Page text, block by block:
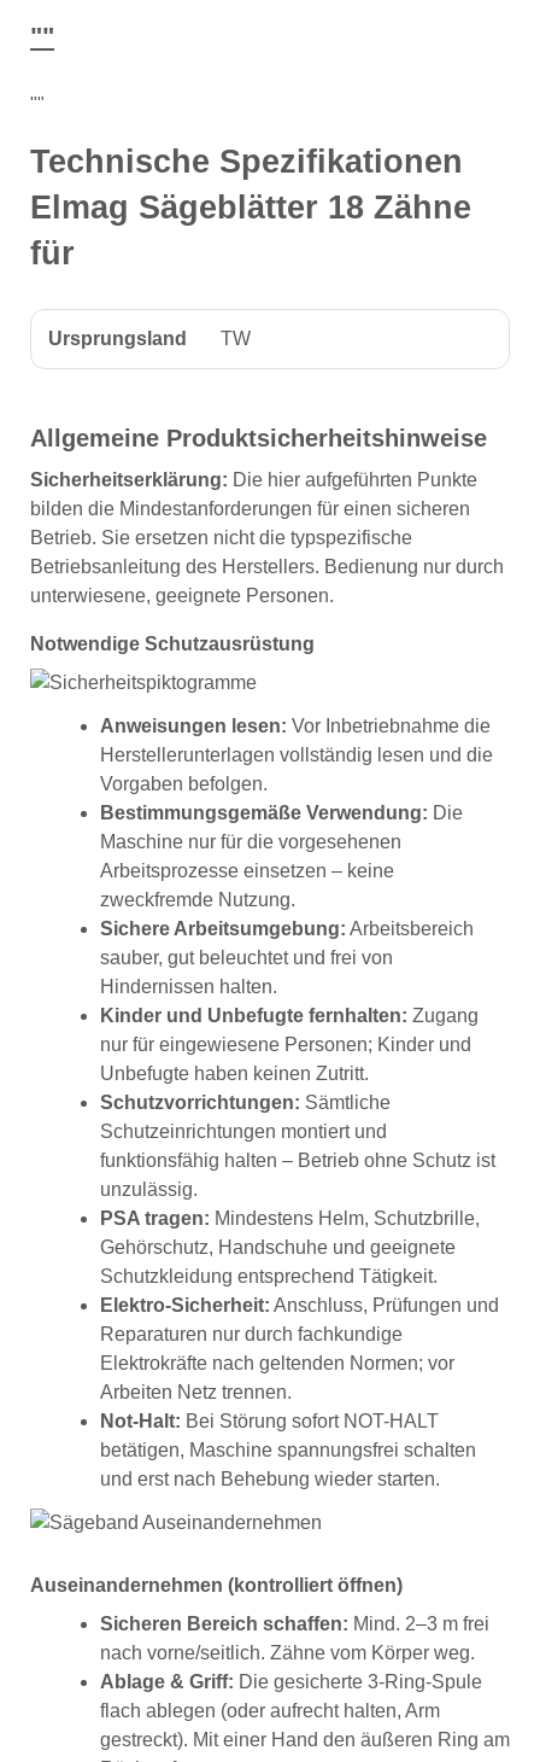
""
""
Technische Spezifikationen
Elmag Sägeblätter 18 Zähne
für
Ursprungsland TW
Allgemeine Produktsicherheitshinweise
Sicherheitserklärung: Die hier aufgeführten Punkte
bilden die Mindestanforderungen für einen sicheren
Betrieb. Sie ersetzen nicht die typspezifische
Betriebsanleitung des Herstellers. Bedienung nur durch
unterwiesene, geeignete Personen.
Notwendige Schutzausrüstung
Anweisungen lesen: Vor Inbetriebnahme die
Herstellerunterlagen vollständig lesen und die
Vorgaben befolgen.
Bestimmungsgemäße Verwendung: Die
Maschine nur für die vorgesehenen
Arbeitsprozesse einsetzen – keine
zweckfremde Nutzung.
Sichere Arbeitsumgebung: Arbeitsbereich
sauber, gut beleuchtet und frei von
Hindernissen halten.
Kinder und Unbefugte fernhalten: Zugang
nur für eingewiesene Personen; Kinder und
Unbefugte haben keinen Zutritt.
Schutzvorrichtungen: Sämtliche
Schutzeinrichtungen montiert und
funktionsfähig halten – Betrieb ohne Schutz ist
unzulässig.
PSA tragen: Mindestens Helm, Schutzbrille,
Gehörschutz, Handschuhe und geeignete
Schutzkleidung entsprechend Tätigkeit.
Elektro-Sicherheit: Anschluss, Prüfungen und
Reparaturen nur durch fachkundige
Elektrokräfte nach geltenden Normen; vor
Arbeiten Netz trennen.
Not-Halt: Bei Störung sofort NOT-HALT
betätigen, Maschine spannungsfrei schalten
und erst nach Behebung wieder starten.
Auseinandernehmen (kontrolliert öffnen)
Sicheren Bereich schaffen: Mind. 2–3 m frei
nach vorne/seitlich. Zähne vom Körper weg.
Ablage & Griff: Die gesicherte 3-Ring-Spule
flach ablegen (oder aufrecht halten, Arm
gestreckt). Mit einer Hand den äußeren Ring am